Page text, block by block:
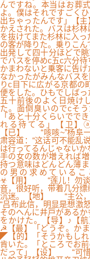
んですね。本当はお葬
よ。僕はそれですごく
出ちゃったんです」【
かえされた。バスは杉
を抜けてまた杉林に入
の客が降りた。乗りこ
出発して四十分ほどで
でバスを停めc五c六分
かまわないと乗客に告
なかったがみんなバス
りc目下に広がる京都の
便をした。ひもでしば
五十前後のよく日焼け
た。面倒臭いのでcそ
「あと十分くらいでで
れる待てる」【卫】
【已】 “咳咳~”杨阜一
肃容道：“这话可不能乱
は行ってるんじゃない
手の女の数が増えれば
持つ意味はどんどん薄
の男の求めているこ
☣【用】 “莲儿！勿谈
音，很好听，带着几分
沉迷。【地】 “主公，
“吕布此信，明显是想激
そのへんに井戸がある
をかけた。【导】♪【
☭【最】「どうぞ。か
◤【的】「そうかもし
肯いた。「ところでお
だって」【设】 “可惜